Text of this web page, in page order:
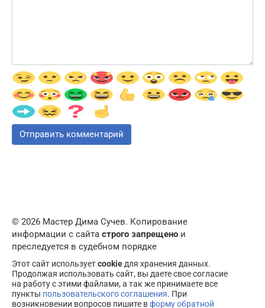
© 2026 Мастер Дима Сучев. Копирование
информации с сайта строго запрещено и
преследуется в судебном порядке
Этот сайт используетcookie для хранения данных.
Продолжая использовать сайт, вы даете свое согласие
на работу с этими файлами, а так же принимаете все
пункты пользовательского соглашения. При
возникновении вопросов пишите вформу обратной